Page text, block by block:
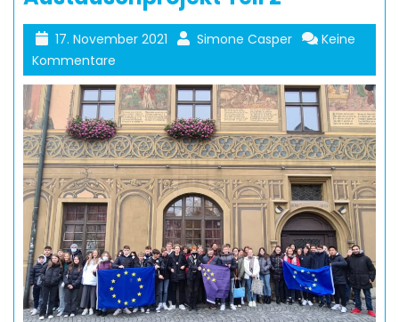
17. November 2021 Simone Casper
Keine
Kommentare